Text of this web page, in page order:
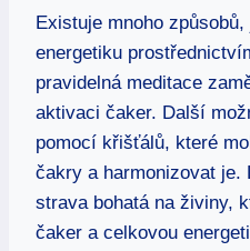
Existuje mnoho
energetiku
pravidelná meditace
aktivaci čaker. Další
pomocí křišťálů, které
čakry a harmonizovat je.
strava bohatá na živiny,
čaker a celkovou